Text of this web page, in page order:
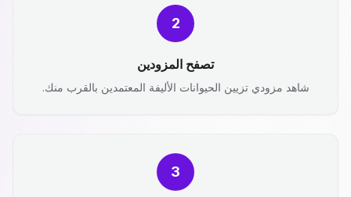
2
تصفح المزودين
شاهد مزودي تزيين الحيوانات الأليفة المعتمدين بالقرب منك.
3